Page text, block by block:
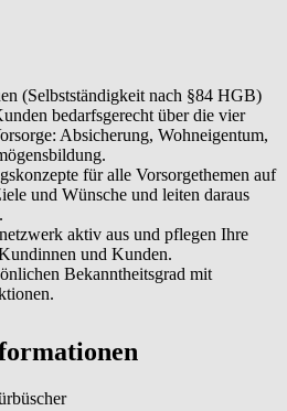
(Selbstständigkeit nach §84 HGB)
bedarfsgerecht über die vier
Absicherung, Wohneigentum,
für alle Vorsorgethemen auf
und Wünsche und leiten daraus
aktiv aus und pflegen Ihre
und Kunden.
Bekanntheitsgrad mit